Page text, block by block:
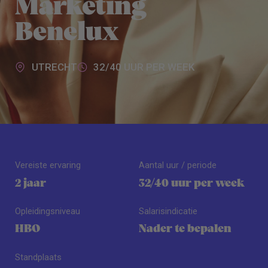
Marketing
Benelux
UTRECHT 32/40 UUR PER WEEK
Vereiste ervaring
2 jaar
Opleidingsniveau
HBO
Standplaats
Aantal uur / periode
32/40 uur per week
Salarisindicatie
Nader te bepalen